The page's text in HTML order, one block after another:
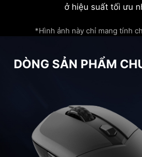
ở hiệu suất tối ưu
*Hình ảnh này chỉ mang tính
DÒNG SẢN PHẨM